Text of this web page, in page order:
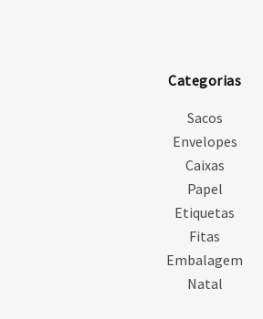
Categorias
Sacos
Envelopes
Caixas
Papel
Etiquetas
Fitas
Embalagem
Natal